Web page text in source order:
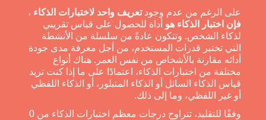
على الرغم من عدم وجودتعريف واحد لاختبارات الذكاء،
فإن اختبار الذكاء هو أداة للحصول على قياس تقريبي
لذكاء الشخص. وتتكون عادةً من سلسلة من الأنشطة
التي تختبر قدرات المستخدم، من أجل معرفة مدى جودة
أدائه مقارنة بالأشخاص من نفس العمر. هناك أنواع
مختلفة من اختبارات الذكاء، اعتمادًا على ما إذا كنت تريد
قياس الذكاء السائل أو الذكاء المتبلور، أو الذكاء اللفظي
أو غير اللفظي، وما إلى ذلك.
وفقًا للتقليد، تتراوح درجات معظم اختبارات الذكاء من 0